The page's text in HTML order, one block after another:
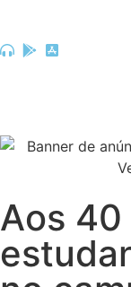
Aos 40